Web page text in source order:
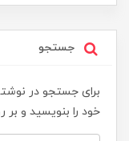
جستجو
برای جستجو در
خود را بنویسید و